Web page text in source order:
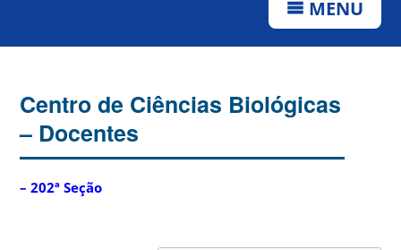
MENU
Centro de Ciências Biológicas
– Docentes
– 202ª Seção